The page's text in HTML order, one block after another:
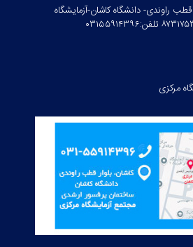
۶ بلوار قطب راوندی- دانشگاه کاشان-آزمایشگاه
مرکزی